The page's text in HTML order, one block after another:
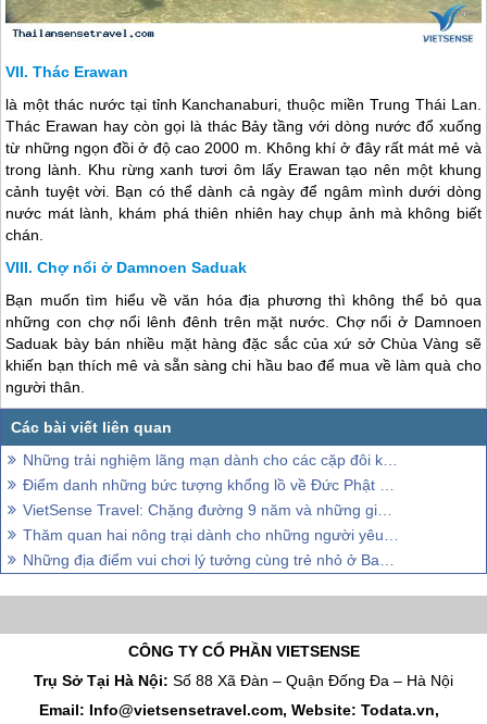
Thác Erawan
là một thác nước tại tỉnh Kanchanaburi, thuộc miền Trung Thái Lan
Thác Erawan hay còn gọi là thác Bảy tầng với dòng nước đổ xuống
từ những ngọn đồi ở độ cao 2000 m. Không khí ở đây rất mát mẻ và
trong lành. Khu rừng xanh tươi ôm lấy Erawan tạo nên một khung
cảnh tuyệt vời. Bạn có thể dành cả ngày để ngâm mình dưới dòng
nước mát lành, khám phá thiên nhiên hay chụp ảnh mà không biết
chán.
Chợ nổi ở Damnoen Saduak
Bạn muốn tìm hiểu về văn hóa địa phương thì không thể bỏ qua
những con chợ nổi lênh đênh trên mặt nước. Chợ nổi ở Damnoen
Saduak bày bán nhiều mặt hàng đặc sắc của xứ sở Chùa Vàng sẽ
khiến bạn thích mê và sẵn sàng chi hầu bao để mua về làm quà cho
người thân.
Những trải nghiệm lãng mạn dành cho các cặp đôi khi tới Bangkok
Điểm danh những bức tượng khổng lồ về Đức Phật ở Thái Lan
VietSense Travel: Chặng đường 9 năm và những giải thưởng danh giá
Thăm quan hai nông trại dành cho những người yêu động vật ở Thái Lan
Những địa điểm vui chơi lý tưởng cùng trẻ nhỏ ở Bangkok
CÔNG TY CỔ PHẦN VIETSENSE
Trụ Sở Tại Hà Nội: Số 88 Xã Đàn – Quận Đống Đa – Hà Nội
Email: Info@vietsensetravel.com, Website: Todata.vn,